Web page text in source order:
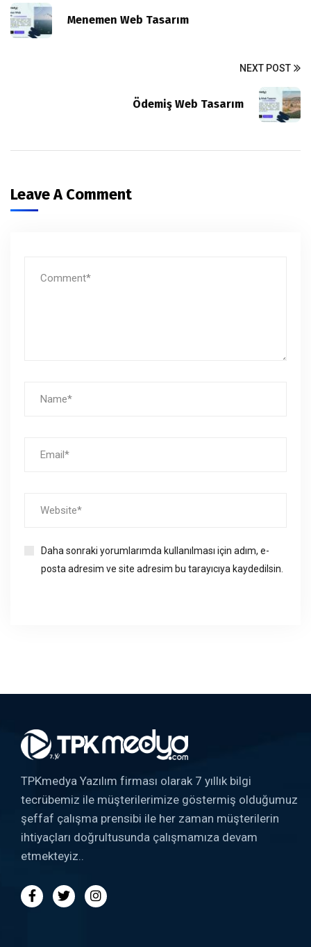
Menemen Web Tasarım
NEXT POST
Ödemiş Web Tasarım
Leave A Comment
Daha sonraki yorumlarımda kullanılması için adım, e-
posta adresim ve site adresim bu tarayıcıya kaydedilsin.
TPKmedya Yazılım firması olarak 7 yıllık bilgi
tecrübemiz ile müşterilerimize göstermiş olduğumuz
şeffaf çalışma prensibi ile her zaman müşterilerin
ihtiyaçları doğrultusunda çalışmamıza devam
etmekteyiz..